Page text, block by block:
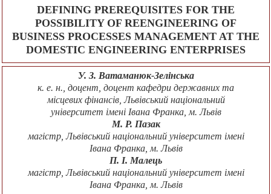
DEFINING PREREQUISITES FOR THE
POSSIBILITY OF REENGINEERING OF
BUSINESS PROCESSES MANAGEMENT AT THE
DOMESTIC ENGINEERING ENTERPRISES
У. З. Ватаманюк-Зелінська
к. е. н., доцент, доцент кафедри державних та
місцевих фінансів, Львівський національний
університет імені Івана Франка, м. Львів
М. Р. Пазак
магістр, Львівський національний університет імені
Івана Франка, м. Львів
П. І. Малець
магістр, Львівський національний університет імені
Івана Франка, м. Львів